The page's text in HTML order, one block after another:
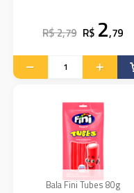
R$ 2,79 R$ 2,79
Bala Fini Tubes 80g